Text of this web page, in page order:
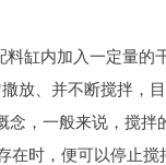
内加入一定量的
放、并不断搅拌，
，一般来说，搅
时，便可以停止搅